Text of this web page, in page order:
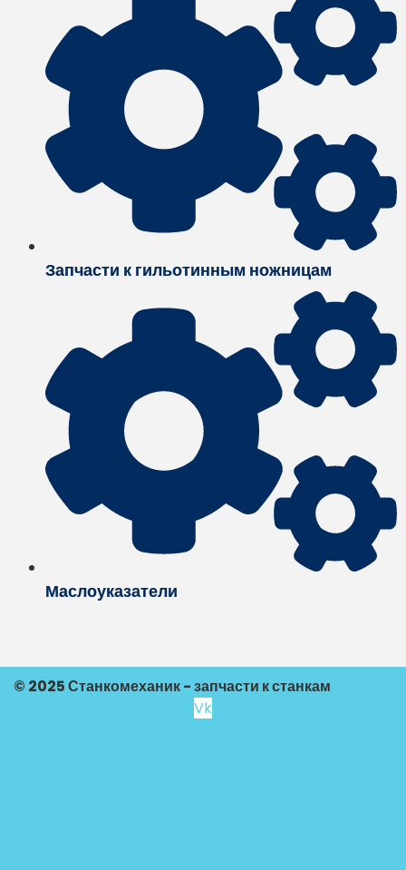
Запчасти к гильотинным ножницам
Маслоуказатели
© 2025 Станкомеханик - запчасти к станкам
Vk